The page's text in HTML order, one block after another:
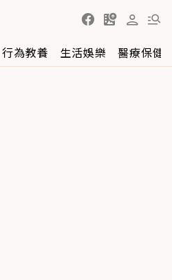
行為教養 生活娛樂 醫療保健